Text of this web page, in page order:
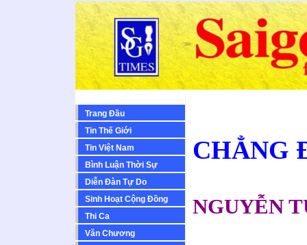
Trang Đầu
Tin Thế Giới
Tin Việt Nam
Bình Luận Thời Sự
Diễn Ðàn Tự Do
Sinh Hoạt Cộng Ðồng
Thi Ca
Văn Chương
CHẲNG
NGUYỄN